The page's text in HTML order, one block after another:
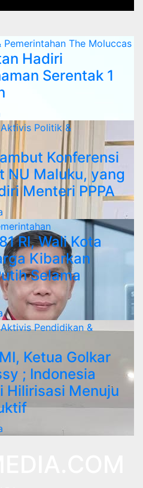
Pemerintahan The Moluccas
Hadiri
Serentak 1
Politik &
Konferensi
NU Maluku, yang
Menteri PPPA
RI, Wali Kota
Kibarkan
Selama
AktivisPendidikan &
Ketua Golkar
; Indonesia
Hilirisasi Menuju